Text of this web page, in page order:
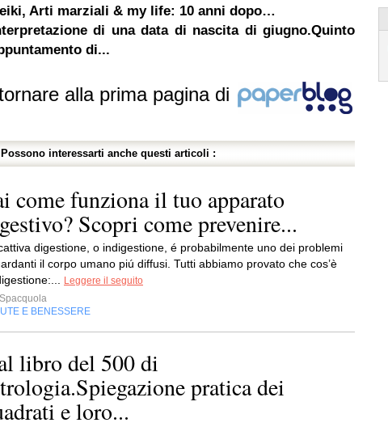
Arti marziali & my life: 10 anni dopo…
di una data di nascita di giugno.Quinto
di...
alla prima pagina di
Possono interessarti anche questi articoli :
come funziona il tuo apparato
Scopri come prevenire...
digestione, o indigestione, é probabilmente uno dei problemi
il corpo umano piú diffusi. Tutti abbiamo provato che cos’è
Leggere il seguito
Spacquola
E BENESSERE
libro del 500 di
pratica dei
e loro...